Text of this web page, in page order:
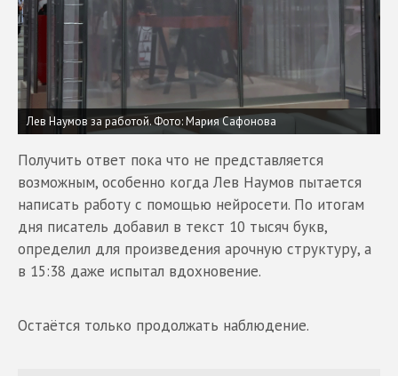
Лев Наумов за работой. Фото: Мария Сафонова
Получить ответ пока что не представляется
возможным, особенно когда Лев Наумов пытается
написать работу с помощью нейросети. По итогам
дня писатель добавил в текст 10 тысяч букв,
определил для произведения арочную структуру, а
в 15:38 даже испытал вдохновение.
Остаётся только продолжать наблюдение.